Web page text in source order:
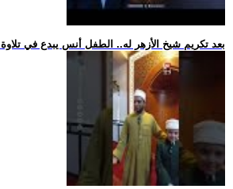
.. بعد تكريم شيخ الأزهر له.. الطفل أنس يبدع في